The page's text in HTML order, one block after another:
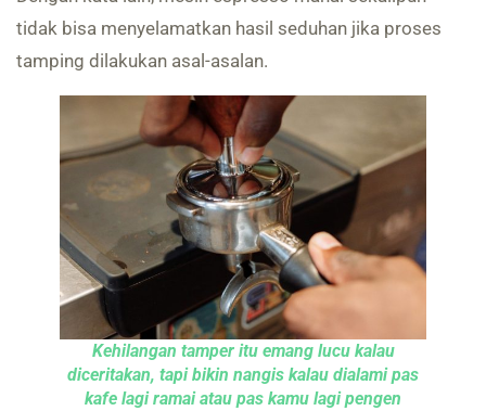
tidak bisa menyelamatkan hasil seduhan jika proses
tamping dilakukan asal-asalan.
Kehilangan tamper itu emang lucu kalau
diceritakan, tapi bikin nangis kalau dialami pas
kafe lagi ramai atau pas kamu lagi pengen